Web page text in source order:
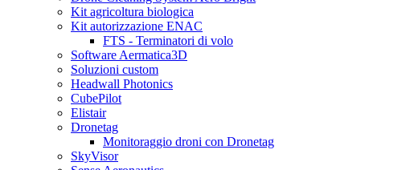
Kit agricoltura biologica
Kit autorizzazione ENAC
FTS - Terminatori di volo
Software Aermatica3D
Soluzioni custom
Headwall Photonics
CubePilot
Elistair
Dronetag
Monitoraggio droni con Dronetag
SkyVisor